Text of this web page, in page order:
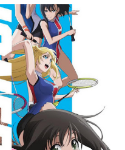
qual ele desenvolve suas
Takeuchi que é chefe
Nada mais. Colocá-
se ele possuísse
de uma enganação
desde
o trabalho em si, ele é
e nos deixa com diversos